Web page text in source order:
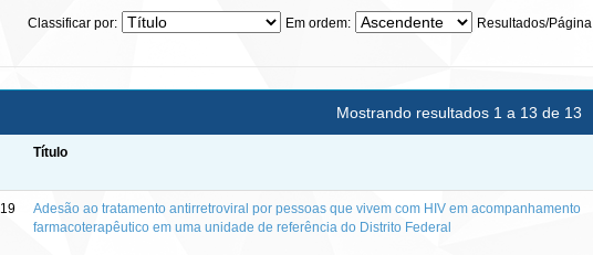
Classificar por: Em ordem: Resultados/Página
Mostrando resultados 1 a 13 de 13
Título
Adesão ao tratamento antirretroviral por pessoas que vivem com HIV em acompanhamento
farmacoterapêutico em uma unidade de referência do Distrito Federal